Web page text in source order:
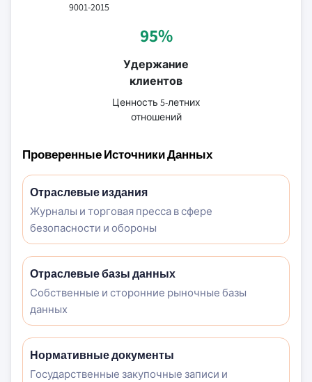
9001-2015
95%
Удержание
клиентов
Ценность 5-летних
отношений
Проверенные Источники Данных
Отраслевые издания
Журналы и торговая пресса в сфере
безопасности и обороны
Отраслевые базы данных
Собственные и сторонние рыночные базы
данных
Нормативные документы
Государственные закупочные записи и